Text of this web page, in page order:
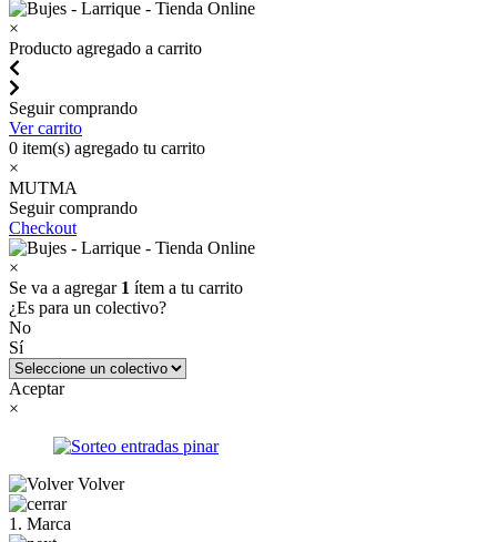
×
Producto agregado a carrito
Seguir comprando
Ver carrito
0 item(s) agregado tu carrito
×
MUTMA
Seguir comprando
Checkout
×
Se va a agregar 1 ítem a tu carrito
¿Es para un colectivo?
No
Sí
Aceptar
×
Volver
1. Marca